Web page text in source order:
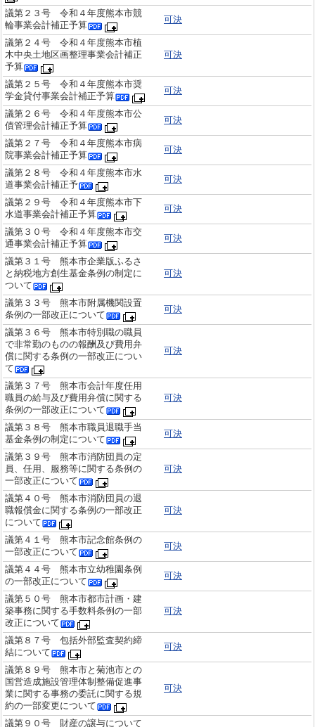
議第２３号 令和４年度熊本市競
輪事業会計補正予算
可決
議第２４号 令和４年度熊本市植
木中央土地区画整理事業会計補正
予算
可決
議第２５号 令和４年度熊本市奨
学金貸付事業会計補正予算
可決
議第２６号 令和４年度熊本市公
債管理会計補正予算
可決
議第２７号 令和４年度熊本市病
院事業会計補正予算
可決
議第２８号 令和４年度熊本市水
道事業会計補正予
可決
議第２９号 令和４年度熊本市下
水道事業会計補正予算
可決
議第３０号 令和４年度熊本市交
通事業会計補正予算
可決
議第３１号 熊本市企業版ふるさ
と納税地方創生基金条例の制定に
ついて
可決
議第３３号 熊本市附属機関設置
条例の一部改正について
可決
議第３６号 熊本市特別職の職員
で非常勤のものの報酬及び費用弁
償に関する条例の一部改正につい
て
可決
議第３７号 熊本市会計年度任用
職員の給与及び費用弁償に関する
条例の一部改正について
可決
議第３８号 熊本市職員退職手当
基金条例の制定について
可決
議第３９号 熊本市消防団員の定
員、任用、服務等に関する条例の
一部改正について
可決
議第４０号 熊本市消防団員の退
職報償金に関する条例の一部改正
について
可決
議第４１号 熊本市記念館条例の
一部改正について
可決
議第４４号 熊本市立幼稚園条例
の一部改正について
可決
議第５０号 熊本市都市計画・建
築事務に関する手数料条例の一部
改正について
可決
議第８７号 包括外部監査契約締
結について
可決
議第８９号 熊本市と菊池市との
国営造成施設管理体制整備促進事
業に関する事務の委託に関する規
約の一部変更について
可決
議第９０号 財産の譲与について